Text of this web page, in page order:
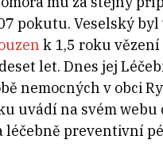
pokutu. Veselský
k 1,5 roku vězení
let. Dnes jej
nemocných v obci
uvádí na svém webu
léčebně preventivní